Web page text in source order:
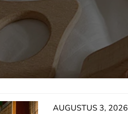
AUGUSTUS 3, 2026